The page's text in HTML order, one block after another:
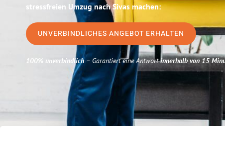
stressfreien Umzug nach Sivas machen:
UNVERBINDLICHES ANGEBOT ERHALTEN
100% unverbindlich– Garantiert eine Antwortinnerhalb von 15